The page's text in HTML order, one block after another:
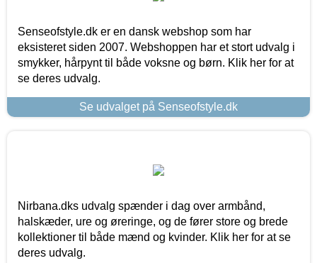
Senseofstyle.dk er en dansk webshop som har
eksisteret siden 2007. Webshoppen har et stort udvalg i
smykker, hårpynt til både voksne og børn. Klik her for at
se deres udvalg.
Se udvalget på Senseofstyle.dk
Nirbana.dks udvalg spænder i dag over armbånd,
halskæder, ure og øreringe, og de fører store og brede
kollektioner til både mænd og kvinder. Klik her for at se
deres udvalg.